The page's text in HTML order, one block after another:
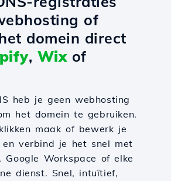
of
domein direct
, Wixof
heb je geen webhosting
het domein te gebruiken.
maak of bewerk je
en verbind je het snel met
Google Workspace of elke
dienst. Snel, intuïtief,